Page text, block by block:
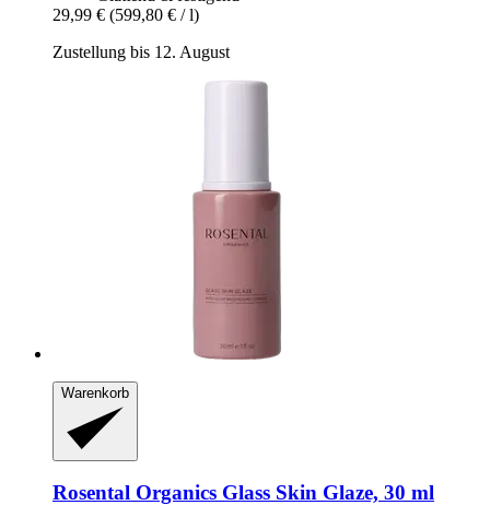
29,99 € (599,80 € / l)
Zustellung bis 12. August
Warenkorb
Rosental Organics Glass Skin Glaze, 30 ml